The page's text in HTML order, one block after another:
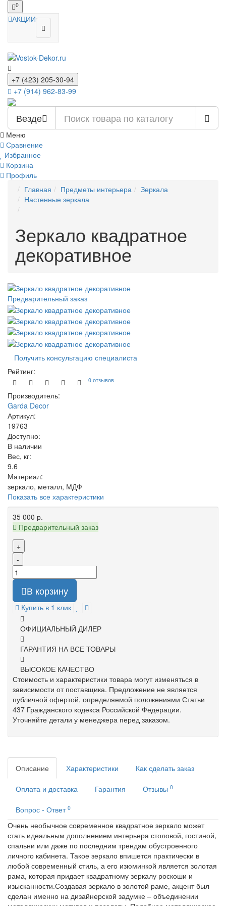
0
АКЦИИ
+7 (423) 205-30-94
+7 (914) 962-83-99
Везде
Меню
Сравнение
Избранное
Корзина
Профиль
Главная
Предметы интерьера
Зеркала
Настенные зеркала
Зеркало квадратное
декоративное
Предварительный заказ
Получить консультацию специалиста
Рейтинг:
0 отзывов
Производитель:
Garda Decor
Артикул:
19763
Доступно:
В наличии
Вес, кг:
9.6
Материал:
зеркало, металл, МДФ
Показать все характеристики
35 000 р.
Предварительный заказ
+
-
В корзину
Купить в 1 клик
ОФИЦИАЛЬНЫЙ ДИЛЕР
ГАРАНТИЯ НА ВСЕ ТОВАРЫ
ВЫСОКОЕ КАЧЕСТВО
Стоимость и характеристики товара могут изменяться в
зависимости от поставщика. Предложение не является
публичной офертой, определяемой положениями Статьи
437 Гражданского кодекса Российской Федерации.
Уточняйте детали у менеджера перед заказом.
Описание Характеристики Как сделать заказ
Оплата и доставка Гарантия Отзывы 0
Вопрос - Ответ 0
Очень необычное современное квадратное зеркало может
стать идеальным дополнением интерьера столовой, гостиной,
спальни или даже по последним трендам обустроенного
личного кабинета. Такое зеркало впишется практически в
любой современный стиль, а его изюминкой является золотая
рама, которая придает квадратному зеркалу роскоши и
изысканности.Создавая зеркало в золотой раме, акцент был
сделан именно на дизайнерской задумке – объединении